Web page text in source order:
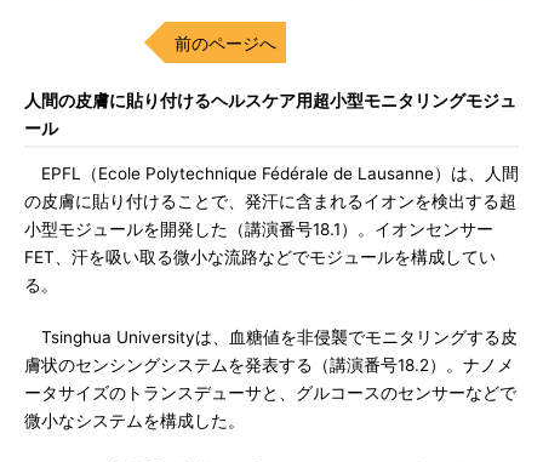
前のページへ
人間の皮膚に貼り付けるヘルスケア用超小型モニタリングモジュ
ール
EPFL（Ecole Polytechnique Fédérale de Lausanne）は、人間
の皮膚に貼り付けることで、発汗に含まれるイオンを検出する超
小型モジュールを開発した（講演番号18.1）。イオンセンサー
FET、汗を吸い取る微小な流路などでモジュールを構成してい
る。
Tsinghua Universityは、血糖値を非侵襲でモニタリングする皮
膚状のセンシングシステムを発表する（講演番号18.2）。ナノメ
ータサイズのトランスデューサと、グルコースのセンサーなどで
微小なシステムを構成した。